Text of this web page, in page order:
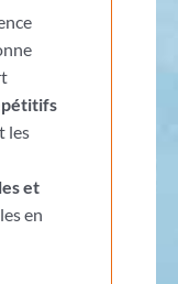
les
et
en